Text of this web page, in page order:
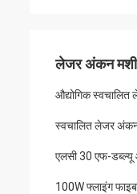
लेजर अंकन
औद्योगिक
स्वचालित लेजर अंकन
एलसी 30 एफ-डब्ल्यू
100W फ्लाइंग